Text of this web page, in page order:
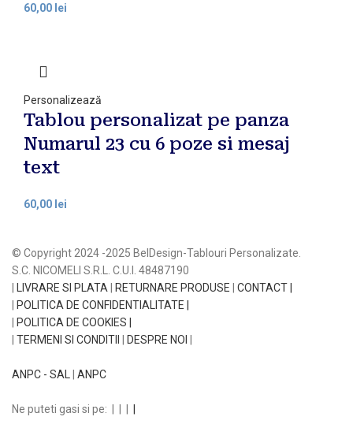
lei
Personalizează
Tablou personalizat pe panza
Numarul 23 cu 6 poze si mesaj
text
lei
© Copyright 2024 -2025 BelDesign-Tablouri Personalizate.
S.C. NICOMELI S.R.L. C.U.I. 48487190
LIVRARE SI PLATA RETURNARE PRODUSE
CONTACT |
POLITICA DE CONFIDENTIALITATE |
POLITICA DE COOKIES |
TERMENI SI CONDITII DESPRE NOI
ANPC - SAL ANPC
Ne puteti gasi si pe: